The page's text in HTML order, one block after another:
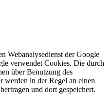
Webanalysedienst der Google
verwendet Cookies. Die durch
über Benutzung des
werden in der Regel an einen
und dort gespeichert.